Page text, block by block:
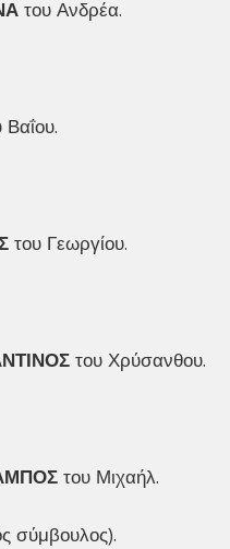
του Ανδρέα.
Βαΐου.
του Γεωργίου.
του Χρύσανθου.
του Μιχαήλ.
σύμβουλος).